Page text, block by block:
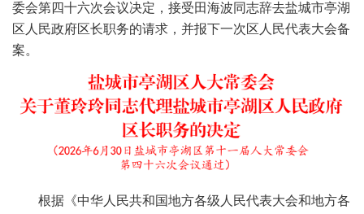
委会第四十六次会议决定，接受田海波同志辞去盐城市亭湖
区人民政府区长职务的请求，并报下一次区人民代表大会备
案。
根据《中华人民共和国地方各级人民代表大会和地方各